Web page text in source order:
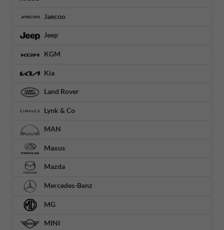
Jaecoo
Jeep
KGM
Kia
Land Rover
Lynk & Co
MAN
Maxus
Mazda
Mercedes-Benz
MG
MINI